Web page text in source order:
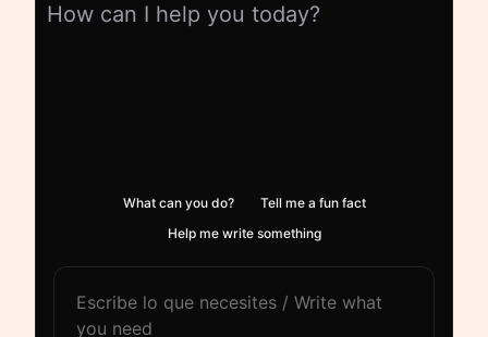
How can I help you today?
What can you do?
Tell me a fun fact
Help me write something